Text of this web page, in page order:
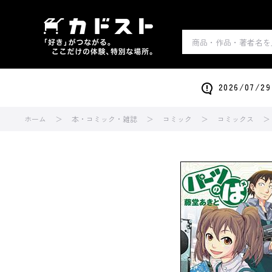
2026/07/29
ホーム 本・コミック・雑誌 コミック コミックス